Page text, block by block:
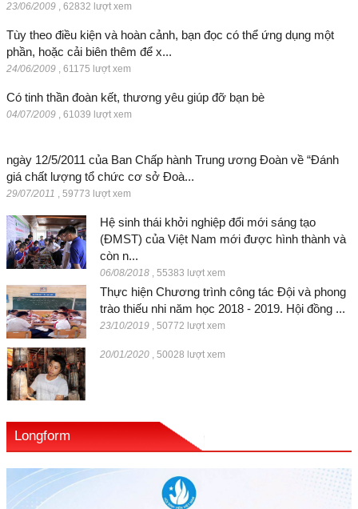
23/06/2009 , 62832 lượt xem
Tùy theo điều kiện và hoàn cảnh, bạn đọc có thể ứng dụng một
phần, hoặc cải biên thêm để x...
24/06/2009 , 61175 lượt xem
Có tinh thần đoàn kết, thương yêu giúp đỡ bạn bè
04/07/2009 , 61039 lượt xem
ngày 12/5/2011 của Ban Chấp hành Trung ương Đoàn về “Đánh
giá chất lượng tổ chức cơ sở Đoà...
29/07/2011 , 59773 lượt xem
Hệ sinh thái khởi nghiệp đổi mới sáng tạo
(ĐMST) của Việt Nam mới được hình thành và
còn n...
06/08/2018 , 55383 lượt xem
Thực hiện Chương trình công tác Đội và phong
trào thiếu nhi năm học 2018 - 2019. Hội đồng ...
23/10/2019 , 50772 lượt xem
20/01/2020 , 50028 lượt xem
Longform